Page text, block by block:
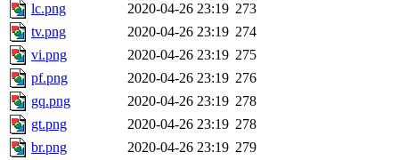
lc.png
2020-04-26 23:19 273
tv.png
2020-04-26 23:19 274
vi.png
2020-04-26 23:19 275
pf.png
2020-04-26 23:19 276
gq.png
2020-04-26 23:19 278
gt.png
2020-04-26 23:19 278
br.png
2020-04-26 23:19 279